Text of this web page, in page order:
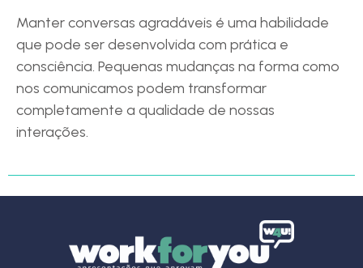
Manter conversas agradáveis é uma habilidade
que pode ser desenvolvida com prática e
consciência. Pequenas mudanças na forma como
nos comunicamos podem transformar
completamente a qualidade de nossas
interações.